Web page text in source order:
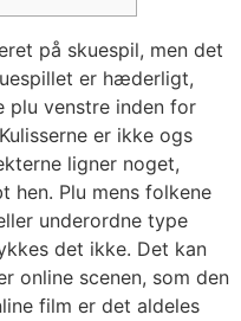
på skuespil, men det
er hæderligt,
venstre inden for
er ikke ogs
ligner noget,
hen. Plu mens folkene
underordne type
det ikke. Det kan
online scenen, som den
film er det aldeles